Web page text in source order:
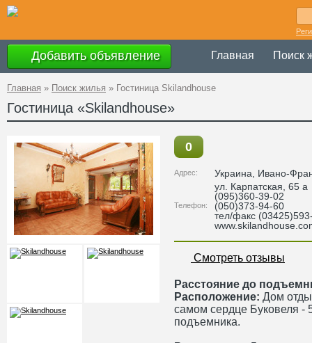
Добавить объявление Главная Поиск
Главная » Поиск жилья » Гостиница Skilandhouse
Гостиница «Skilandhouse»
0
Адрес: Украина Ивано-
Телефон:
ул. Карпатская, 65 а
(095)360-39-02
(050)373-94-60
тел/факс
Смотреть отзывы
Расстояние до
Расположение: Дом
самом сердце Буковеля -
подъемника.